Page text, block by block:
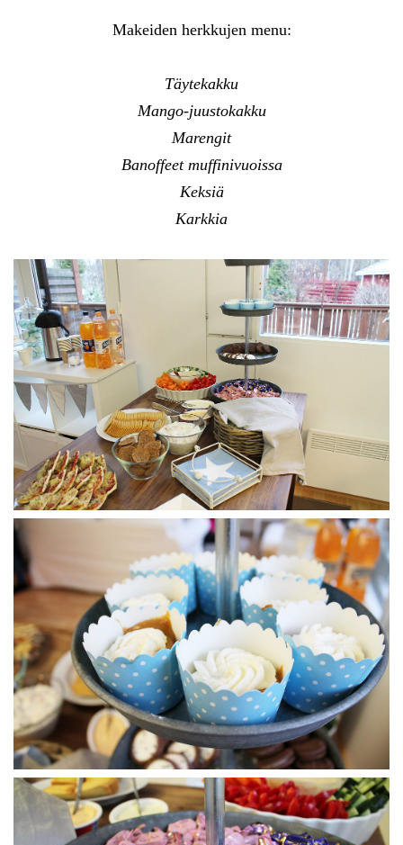
Makeiden herkkujen menu:
Täytekakku
Mango-juustokakku
Marengit
Banoffeet muffinivuoissa
Keksiä
Karkkia